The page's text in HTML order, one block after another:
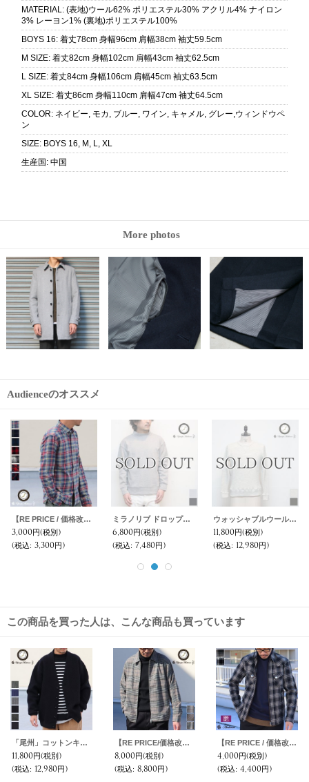
MATERIAL: (表地)ウール62% ポリエステル30% アクリル4% ナイロン
3% レーヨン1% (裏地)ポリエステル100%
BOYS 16: 着丈78cm 身幅96cm 肩幅38cm 袖丈59.5cm
M SIZE: 着丈82cm 身幅102cm 肩幅43cm 袖丈62.5cm
L SIZE: 着丈84cm 身幅106cm 肩幅45cm 袖丈63.5cm
XL SIZE: 着丈86cm 身幅110cm 肩幅47cm 袖丈64.5cm
COLOR: ネイビー, モカ, ブルー, ワイン, キャメル, グレー,ウィンドウペ
ン
SIZE: BOYS 16, M, L, XL
生産国: 中国
More photos
Audienceのオススメ
【RE PRICE/価格改定】麻混デニムワイド2タックアンクルパンツ【MADE IN JAPAN】『日本製』 / Upscape Audience
6,800円(税別)
(税込: 7,480円)
ヘビーオックスノーカラーフィールドジャケット【MADE IN JAPAN】『日本製』/ Upscape Audience
10,800円(税別)
(税込: 11,880円)
【RE PRICE / 価格改定】馬布2ボタンテーラードジャケット【MADE IN JAPAN】『日本製』 / Upscape Audience
6,900円(税別)
(税込: 7,590円)
この商品を買った人は、こんな商品も買っています
「尾州」コットンキルト くるみボタン 3XL カーディガン【MADE IN JAPAN】『日本製』【送料無料】 / Upscape Audience
11,800円(税別)
(税込: 12,980円)
【RE PRICE/価格改定】ギャバジンストレッチ チェック柄 ドリズラーJKT『日本製』 / Upscape Audience
8,000円(税別)
(税込: 8,800円)
【RE PRICE / 価格改定】TRタータンチェックダブルジップコンチョボタンシャツジャケット / GUN HO × Audience
4,000円(税別)
(税込: 4,400円)